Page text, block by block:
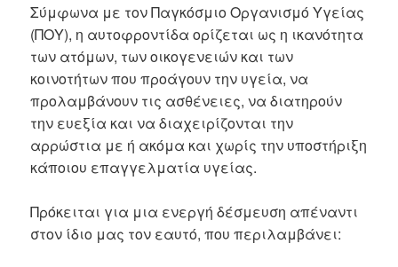
Σύμφωνα με τον Παγκόσμιο Οργανισμό Υγείας
(ΠΟΥ), η αυτοφροντίδα ορίζεται ως η ικανότητα
των ατόμων, των οικογενειών και των
κοινοτήτων που προάγουν την υγεία, να
προλαμβάνουν τις ασθένειες, να διατηρούν
την ευεξία και να διαχειρίζονται την
αρρώστια με ή ακόμα και χωρίς την υποστήριξη
κάποιου επαγγελματία υγείας.
Πρόκειται για μια ενεργή δέσμευση απέναντι
στον ίδιο μας τον εαυτό, που περιλαμβάνει: